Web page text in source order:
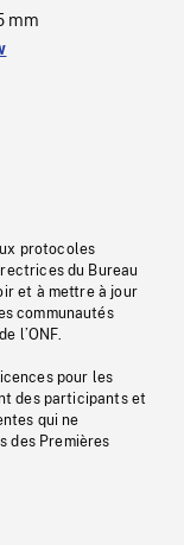
mm
protocoles
du Bureau
et à mettre à jour
communautés
l’ONF.
pour les
des participants et
qui ne
des Premières